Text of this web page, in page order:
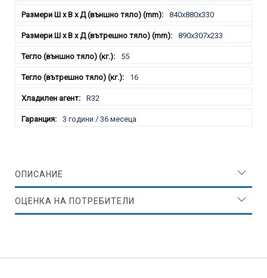
840x880x330
890x307x233
55
16
R32
3 години / 36 месеца
ОПИСАНИЕ
ОЦЕНКА НА ПОТРЕБИТЕЛИ